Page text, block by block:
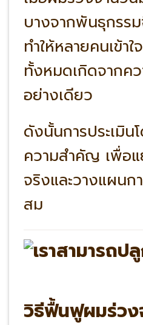
บางจากพันธุกรร
ทำให้หลายคนเข้า
ทั้งหมดเกิดจากค
อย่างเดียว
ดังนั้นการประเมิ
ความสำคัญ เพื่อ
จริงและวางแผนก
สม
วิธีฟื้นฟูผมร่วง